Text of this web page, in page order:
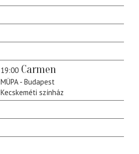
19:00 Carmen
MÜPA - Budapest
Kecskeméti színház